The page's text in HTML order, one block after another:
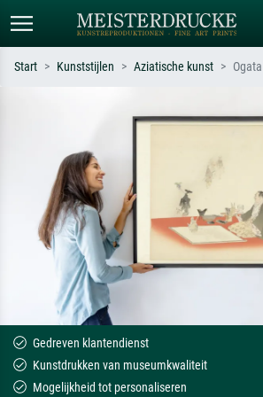
Monet, Sterrennacht, impressionisme,
Hokusai-golf, naakt.
weide,
Start Kunststijlen Aziatische kunst
Gedreven klantendienst
Kunstdrukken van museumkwaliteit
Mogelijkheid tot personaliseren